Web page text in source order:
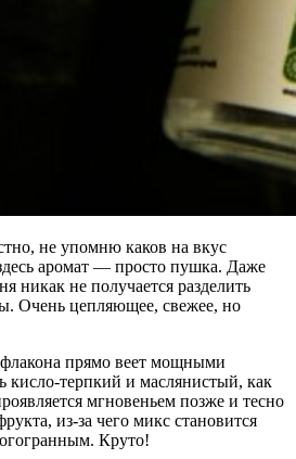
не упомню каков на вкус
аромат — просто пушка. Даже
никак не получается разделить
Очень цепляющее, свежее, но
прямо веет мощными
кисло-терпкий и маслянистый, как
мгновеньем позже и тесно
из-за чего микс становится
Круто!